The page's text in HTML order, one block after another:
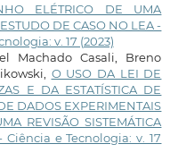
ELÉTRICO DE UMA
DE CASO NO LEA -
v. 17 (2023)
Machado Casali, Breno
O USO DA LEI DE
E DA ESTATÍSTICA DE
DADOS EXPERIMENTAIS
REVISÃO SISTEMÁTICA
Ciência e Tecnologia: v. 17